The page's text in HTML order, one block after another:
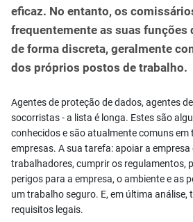
eficaz. No entanto, os
frequentemente as suas funções
de forma discreta, geralmente
dos próprios postos de trabalho.
Agentes de proteção de dados, agentes
socorristas - a lista é longa. Estes são
conhecidos e são atualmente comuns em
empresas. A sua tarefa: apoiar a empresa
trabalhadores, cumprir os regulamentos,
perigos para a empresa, o ambiente e as
um trabalho seguro. E, em última
requisitos legais.